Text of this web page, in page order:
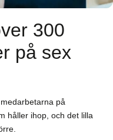
300
på sex
på
håller ihop, och det lilla